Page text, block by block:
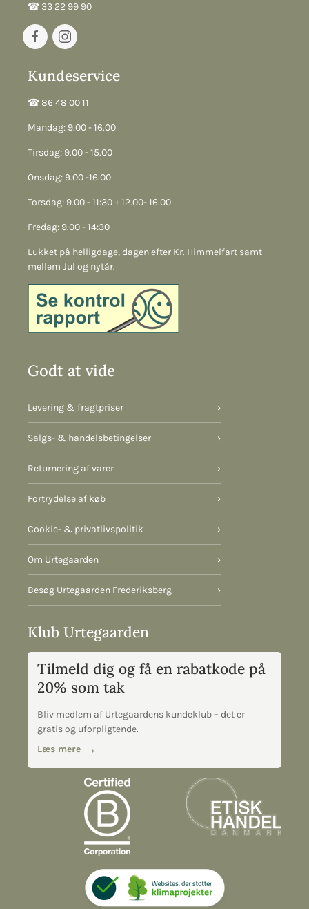
☎︎ 33 22 99 90
Kundeservice
☎︎ 86 48 00 11
Mandag: 9.00 - 16.00
Tirsdag: 9.00 - 15.00
Onsdag: 9.00 -16.00
Torsdag: 9.00 - 11:30 + 12.00- 16.00
Fredag: 9.00 - 14:30
Lukket på helligdage, dagen efter Kr. Himmelfart samt
mellem Jul og nytår.
Godt at vide
Levering & fragtpriser ›
Salgs- & handelsbetingelser ›
Returnering af varer ›
Fortrydelse af køb ›
Cookie- & privatlivspolitik ›
Om Urtegaarden ›
Besøg Urtegaarden Frederiksberg ›
Klub Urtegaarden
Tilmeld dig og få en rabatkode på
20% som tak
Bliv medlem af Urtegaardens kundeklub – det er
gratis og uforpligtende.
Læs mere